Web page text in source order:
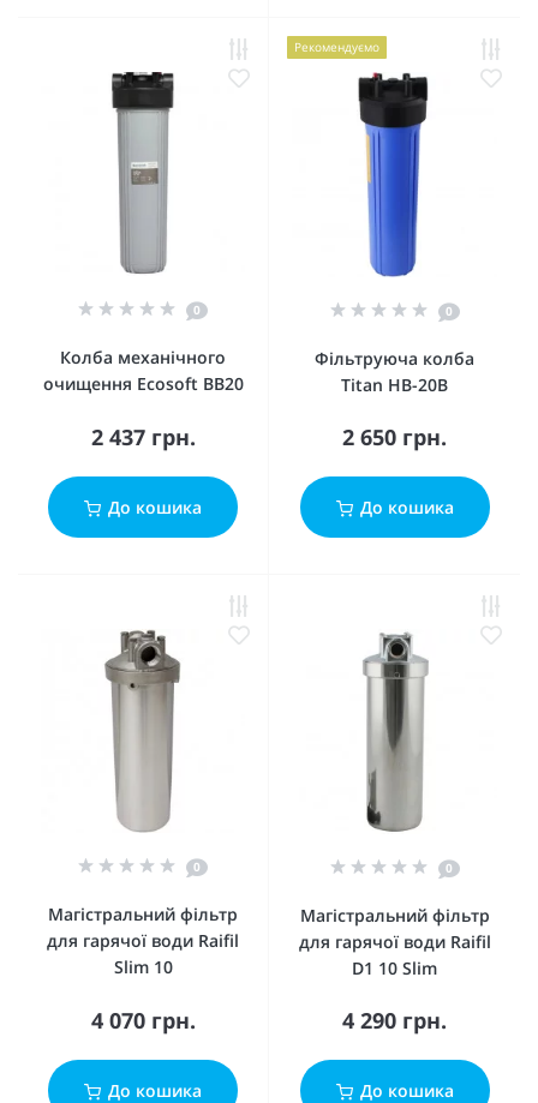
0
Колба механічного
очищення Ecosoft BB20
2 437 грн.
До кошика
Рекомендуємо
0
Фільтруюча колба
Titan HB-20B
2 650 грн.
До кошика
0
Магістральний фільтр
для гарячої води Raifil
Slim 10
4 070 грн.
До кошика
0
Магістральний фільтр
для гарячої води Raifil
D1 10 Slim
4 290 грн.
До кошика